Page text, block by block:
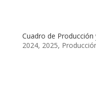
Cuadro de Producción
2024, 2025,